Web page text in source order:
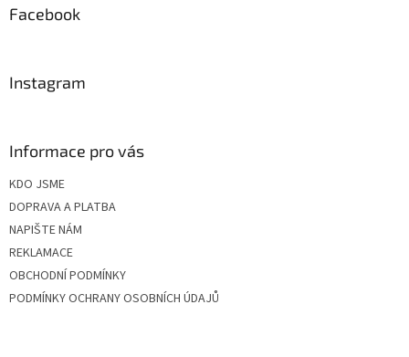
Facebook
Instagram
Informace pro vás
KDO JSME
DOPRAVA A PLATBA
NAPIŠTE NÁM
REKLAMACE
OBCHODNÍ PODMÍNKY
PODMÍNKY OCHRANY OSOBNÍCH ÚDAJŮ